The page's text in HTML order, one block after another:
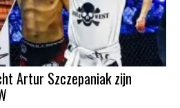
Artur Szczepaniak zijn